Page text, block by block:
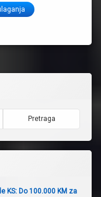
KS: Do 100.000 KM za